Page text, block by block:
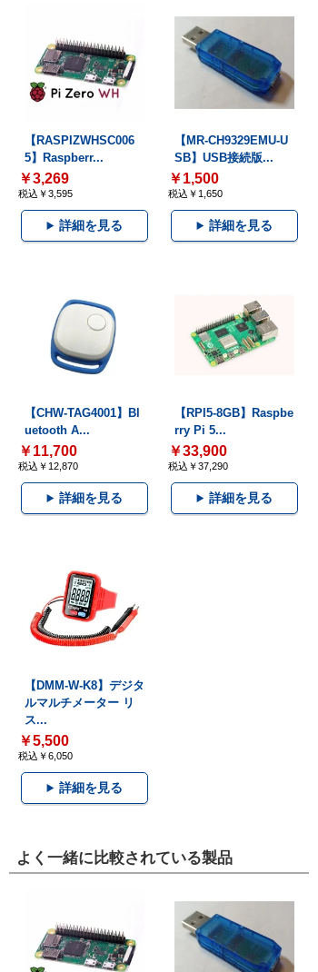
【RASPIZWHSC006
5】Raspberr...
￥3,269
税込￥3,595
詳細を見る
【MR-CH9329EMU-U
SB】USB接続版...
￥1,500
税込￥1,650
詳細を見る
【CHW-TAG4001】Bl
uetooth A...
￥11,700
税込￥12,870
詳細を見る
【RPI5-8GB】Raspbe
rry Pi 5...
￥33,900
税込￥37,290
詳細を見る
【DMM-W-K8】デジタ
ルマルチメーター リ
ス...
￥5,500
税込￥6,050
詳細を見る
よく一緒に比較されている製品